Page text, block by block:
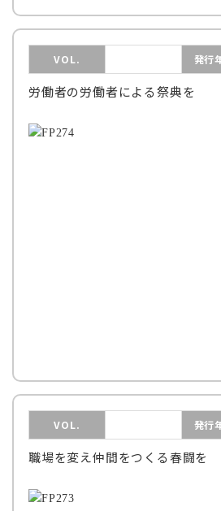
VOL. 発行
労働者の労働者による祭典を
VOL. 発行
職場を変え仲間をつくる春闘を